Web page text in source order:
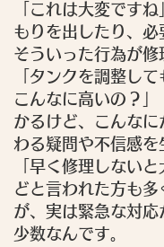
「これは大変です
もりを出したり、
そういった行為が修
「タンクを調整し
こんなに高いの？
かるけど、こんな
わる疑問や不信感を
「早く修理しない
どと言われた方も
が、実は緊急な対
少数なんです。